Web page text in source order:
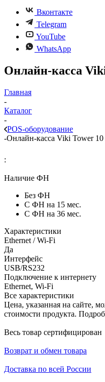
Вконтакте
Telegram
YouTube
WhatsApp
Онлайн-касса
Главная
-
Каталог
-
POS-оборудование
-Онлайн-касса Viki Tower 10
:
Наличие ФН
Без ФН
С ФН на 15 мес.
С ФН на 36 мес.
Характеристики
Ethernet / Wi-Fi
Да
Интерфейс
USB/RS232
Подключение к интернету
Ethernet, Wi-Fi
Все характеристики
Цена, указанная на сайте,
стоимости продукта.
Весь товар сертифицирован
Возврат и обмен товара
Доставка по всей России